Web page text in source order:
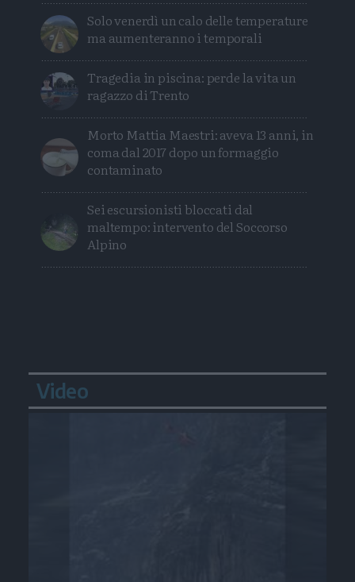
Solo venerdì un calo delle temperature
ma aumenteranno i temporali
Tragedia in piscina: perde la vita un
ragazzo di Trento
Morto Mattia Maestri: aveva 13 anni, in
coma dal 2017 dopo un formaggio
contaminato
Sei escursionisti bloccati dal
maltempo: intervento del Soccorso
Alpino
Video